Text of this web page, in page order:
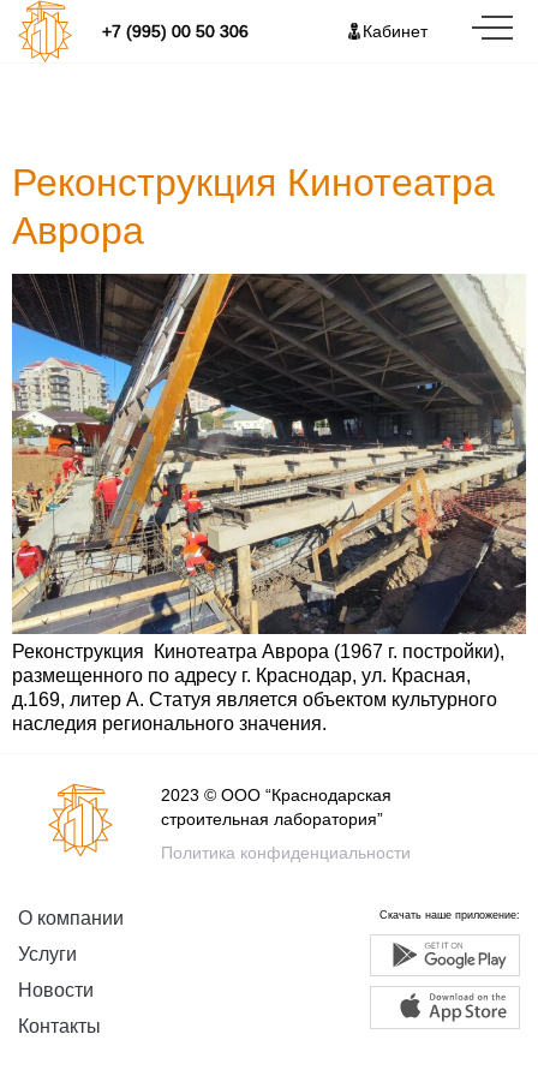
+7 (995) 00 50 306 Кабинет
Реконструкция Кинотеатра
Аврора
Реконструкция Кинотеатра Аврора (1967 г. постройки),
размещенного по адресу г. Краснодар, ул. Красная,
д.169, литер А. Статуя является объектом культурного
наследия регионального значения.
2023 © ООО “Краснодарская
строительная лаборатория”
Политика конфиденциальности
О компании
Услуги
Новости
Контакты
Скачать наше приложение: